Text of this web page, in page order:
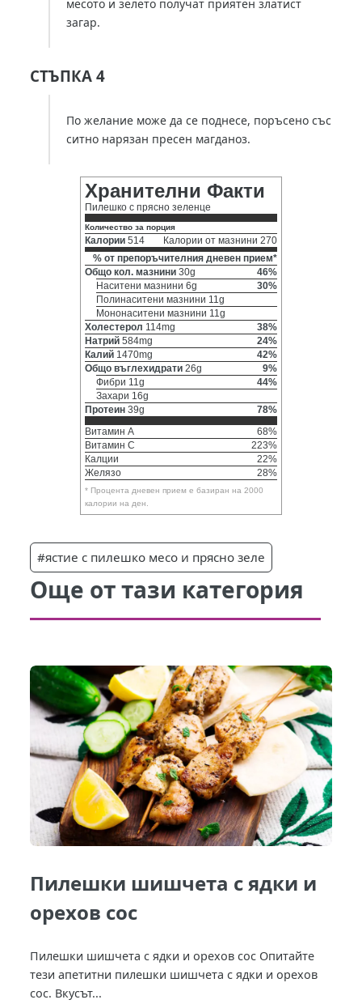
месото и зелето получат приятен златист
загар.
СТЪПКА 4
По желание може да се поднесе, поръсено със
ситно нарязан пресен магданоз.
Хранителни Факти
Пилешко с прясно зеленце
Количество за порция
Калории 514
Калории от мазнини 270
% от препоръчителния дневен прием*
Общо кол. мазнини 30g
46%
Наситени мазнини 6g
30%
Полинаситени мазнини 11g
Мононаситени мазнини 11g
Холестерол 114mg
38%
Натрий 584mg
24%
Калий 1470mg
42%
Общо въглехидрати 26g
9%
Фибри 11g
44%
Захари 16g
Протеин 39g
78%
Витамин A
68%
Витамин C
223%
Калции
22%
Желязо
28%
* Процента дневен прием е базиран на 2000
калории на ден.
#ястие с пилешко месо и прясно зеле
Още от тази категория
Пилешки шишчета с ядки и
орехов сос
Пилешки шишчета с ядки и орехов сос Опитайте
тези апетитни пилешки шишчета с ядки и орехов
сос. Вкусът...